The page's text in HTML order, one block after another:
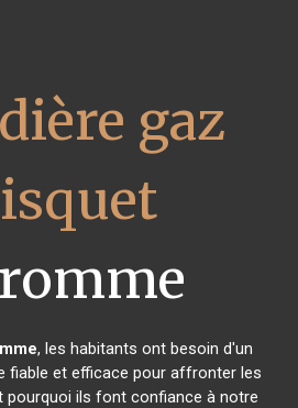
gaz
, les habitants ont besoin d'un
fiable et efficace pour affronter les
pourquoi ils font confiance à notre